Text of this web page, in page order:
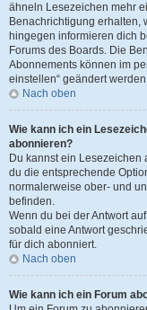
ähneln Lesezeichen mehr
Benachrichtigung erhalten,
hingegen informieren dich
Forums des Boards. Die
Abonnements können im
einstellen“ geändert
Nach oben
Wie kann ich ein
abonnieren?
Du kannst ein Lesezeichen
du die entsprechende
normalerweise ober- und
befinden.
Wenn du bei der Antwort
sobald eine Antwort
für dich abonniert.
Nach oben
Wie kann ich ein Forum